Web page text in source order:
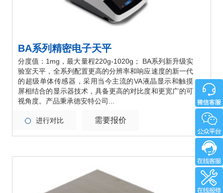
BA系列精密电子天平
分度值：1mg，最大量程220g-1020g； BA系列新升级实
验室天平，全系列配置更高的分辨率和响应速度的新一代
的超级单体传感器，采用当今主流的VA液晶显示和触摸
屏相结合的显示器技术，具备更高的对比度和更宽广的可
视角度。产品秉承德安特公司...
进行对比 需要报价